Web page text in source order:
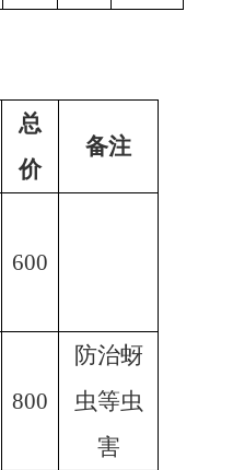
总
价
备注
600
800
防治蚜
虫等虫
害